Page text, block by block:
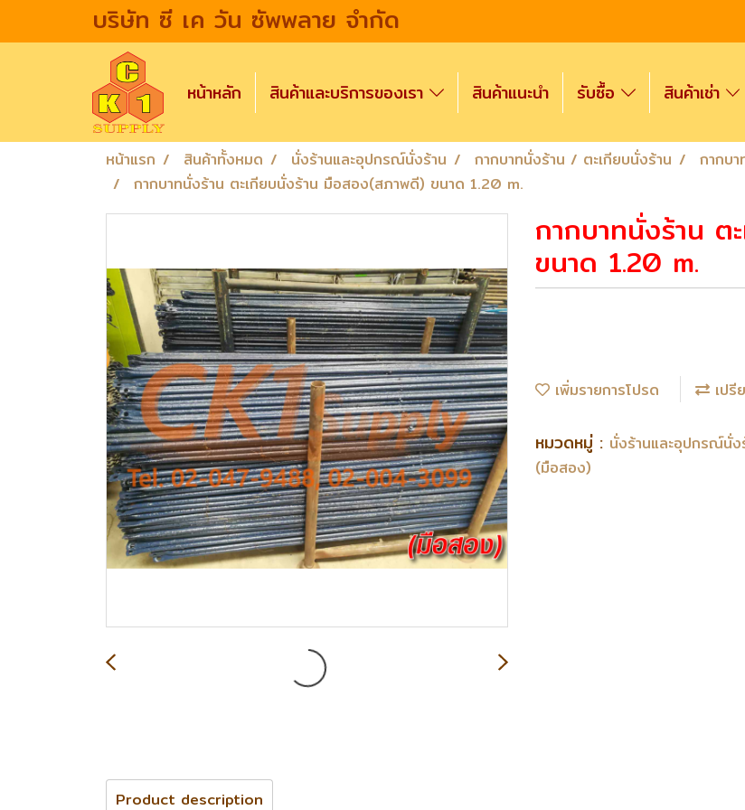
บริษัท ซี เค วัน ซัพพลาย จำกัด
หน้าหลัก สินค้าและบริการของเรา สินค้าแนะนำ รับซื้อ สินค้าเช่า
หน้าแรก สินค้าทั้งหมด นั่งร้านและอุปกรณ์นั่งร้าน กากบาทนั่งร้าน / ตะเกียบนั่งร้าน
กากบ
กากบาทนั่งร้าน ตะเกียบนั่งร้าน มือสอง(สภาพดี) ขนาด 1.20 m.
กากบาทนั่งร้าน ต
ขนาด 1.20 m.
เพิ่มรายการโปรด เปรี
หมวดหมู่ : นั่งร้านและอุปกรณ์นั่ง
(มือสอง)
Product description